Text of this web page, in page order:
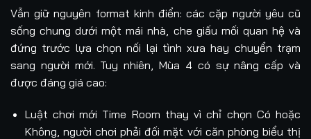
Vẫn giữ nguyên format kinh điển: các cặp người yêu cũ
sống chung dưới một mái nhà, che giấu mối quan hệ và
đứng trước lựa chọn nối lại tình xưa hay chuyển trạm
sang người mới. Tuy nhiên, Mùa 4 có sự nâng cấp và
được đáng giá cao:
Luật chơi mới Time Room thay vì chỉ chọn Có hoặc
Không, người chơi phải đối mặt với căn phòng biểu thị